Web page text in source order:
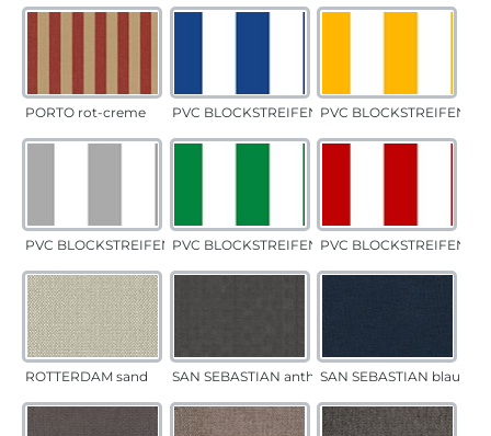
PORTO rot-creme PVC BLOCKSTREIFEN blauPVC BLOCKSTREIFEN
PVC BLOCKSTREIFEN grauPVC BLOCKSTREIFEN grünPVC BLOCKSTREIFEN rot
ROTTERDAM sand SAN SEBASTIAN anthrazitSAN SEBASTIAN blau